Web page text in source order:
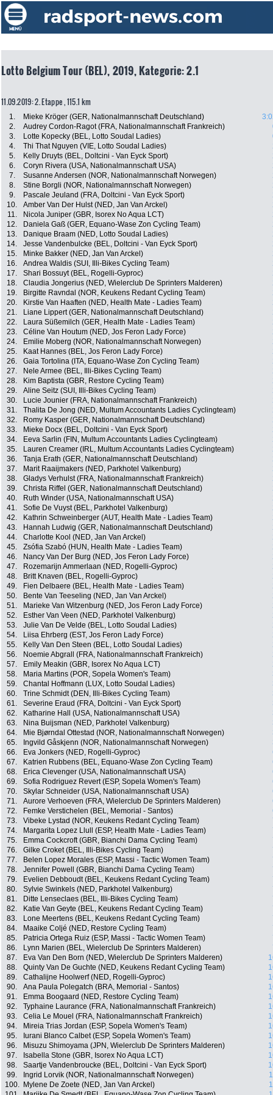
Lotto Belgium Tour (BEL), 2019, Kategorie: 2.1
11.09.2019: 2. Etappe , 115.1 km
1. Mieke Kröger (GER, Nationalmannschaft Deutschland)
2.
Audrey Cordon-Ragot (FRA, Nationalmannschaft Frankreich)
3.
Lotte Kopecky (BEL, Lotto Soudal Ladies)
4.
Thi That Nguyen (VIE, Lotto Soudal Ladies)
5.
Kelly Druyts (BEL, Doltcini - Van Eyck Sport)
6.
Coryn Rivera (USA, Nationalmannschaft USA)
7.
Susanne Andersen (NOR, Nationalmannschaft Norwegen)
8.
Stine Borgli (NOR, Nationalmannschaft Norwegen)
9.
Pascale Jeuland (FRA, Doltcini - Van Eyck Sport)
10.
Amber Van Der Hulst (NED, Jan Van Arckel)
11.
Nicola Juniper (GBR, Isorex No Aqua LCT)
12.
Daniela Gaß (GER, Equano-Wase Zon Cycling Team)
13.
Danique Braam (NED, Lotto Soudal Ladies)
14.
Jesse Vandenbulcke (BEL, Doltcini - Van Eyck Sport)
15.
Minke Bakker (NED, Jan Van Arckel)
16.
Andrea Waldis (SUI, Illi-Bikes Cycling Team)
17.
Shari Bossuyt (BEL, Rogelli-Gyproc)
18.
Claudia Jongerius (NED, Wielerclub De Sprinters Malderen)
19.
Birgitte Ravndal (NOR, Keukens Redant Cycling Team)
20.
Kirstie Van Haaften (NED, Health Mate - Ladies Team)
21.
Liane Lippert (GER, Nationalmannschaft Deutschland)
22.
Laura Süßemilch (GER, Health Mate - Ladies Team)
23.
Céline Van Houtum (NED, Jos Feron Lady Force)
24.
Emilie Moberg (NOR, Nationalmannschaft Norwegen)
25.
Kaat Hannes (BEL, Jos Feron Lady Force)
26.
Gaia Tortolina (ITA, Equano-Wase Zon Cycling Team)
27.
Nele Armee (BEL, Illi-Bikes Cycling Team)
28.
Kim Baptista (GBR, Restore Cycling Team)
29.
Aline Seitz (SUI, Illi-Bikes Cycling Team)
30.
Lucie Jounier (FRA, Nationalmannschaft Frankreich)
31.
Thalita De Jong (NED, Multum Accountants Ladies Cyclingteam)
32.
Romy Kasper (GER, Nationalmannschaft Deutschland)
33.
Mieke Docx (BEL, Doltcini - Van Eyck Sport)
34.
Eeva Sarlin (FIN, Multum Accountants Ladies Cyclingteam)
35.
Lauren Creamer (IRL, Multum Accountants Ladies Cyclingteam)
36.
Tanja Erath (GER, Nationalmannschaft Deutschland)
37.
Marit Raaijmakers (NED, Parkhotel Valkenburg)
38.
Gladys Verhulst (FRA, Nationalmannschaft Frankreich)
39.
Christa Riffel (GER, Nationalmannschaft Deutschland)
40.
Ruth Winder (USA, Nationalmannschaft USA)
41.
Sofie De Vuyst (BEL, Parkhotel Valkenburg)
42.
Kathrin Schweinberger (AUT, Health Mate - Ladies Team)
43.
Hannah Ludwig (GER, Nationalmannschaft Deutschland)
44.
Charlotte Kool (NED, Jan Van Arckel)
45.
Zsófia Szabó (HUN, Health Mate - Ladies Team)
46.
Nancy Van Der Burg (NED, Jos Feron Lady Force)
47.
Rozemarijn Ammerlaan (NED, Rogelli-Gyproc)
48.
Britt Knaven (BEL, Rogelli-Gyproc)
49.
Fien Delbaere (BEL, Health Mate - Ladies Team)
50.
Bente Van Teeseling (NED, Jan Van Arckel)
51.
Marieke Van Witzenburg (NED, Jos Feron Lady Force)
52.
Esther Van Veen (NED, Parkhotel Valkenburg)
53.
Julie Van De Velde (BEL, Lotto Soudal Ladies)
54.
Liisa Ehrberg (EST, Jos Feron Lady Force)
55.
Kelly Van Den Steen (BEL, Lotto Soudal Ladies)
56.
Noemie Abgrall (FRA, Nationalmannschaft Frankreich)
57.
Emily Meakin (GBR, Isorex No Aqua LCT)
58.
Maria Martins (POR, Sopela Women's Team)
59.
Chantal Hoffmann (LUX, Lotto Soudal Ladies)
60.
Trine Schmidt (DEN, Illi-Bikes Cycling Team)
61.
Severine Eraud (FRA, Doltcini - Van Eyck Sport)
62.
Katharine Hall (USA, Nationalmannschaft USA)
63.
Nina Buijsman (NED, Parkhotel Valkenburg)
64.
Mie Bjørndal Ottestad (NOR, Nationalmannschaft Norwegen)
65.
Ingvild Gåskjenn (NOR, Nationalmannschaft Norwegen)
66.
Eva Jonkers (NED, Rogelli-Gyproc)
67.
Katrien Rubbens (BEL, Equano-Wase Zon Cycling Team)
68.
Erica Clevenger (USA, Nationalmannschaft USA)
69.
Sofia Rodriguez Revert (ESP, Sopela Women's Team)
70.
Skylar Schneider (USA, Nationalmannschaft USA)
71.
Aurore Verhoeven (FRA, Wielerclub De Sprinters Malderen)
72.
Femke Verstichelen (BEL, Memorial - Santos)
73.
Vibeke Lystad (NOR, Keukens Redant Cycling Team)
74.
Margarita Lopez Llull (ESP, Health Mate - Ladies Team)
75.
Emma Cockcroft (GBR, Bianchi Dama Cycling Team)
76.
Gilke Croket (BEL, Illi-Bikes Cycling Team)
77.
Belen Lopez Morales (ESP, Massi - Tactic Women Team)
78.
Jennifer Powell (GBR, Bianchi Dama Cycling Team)
79.
Evelien Debboudt (BEL, Keukens Redant Cycling Team)
80.
Sylvie Swinkels (NED, Parkhotel Valkenburg)
81.
Ditte Lenseclaes (BEL, Illi-Bikes Cycling Team)
82.
Katie Van Geyte (BEL, Keukens Redant Cycling Team)
83.
Lone Meertens (BEL, Keukens Redant Cycling Team)
84.
Maaike Coljé (NED, Restore Cycling Team)
85.
Patricia Ortega Ruiz (ESP, Massi - Tactic Women Team)
86.
Lynn Marien (BEL, Wielerclub De Sprinters Malderen)
87.
Eva Van Den Born (NED, Wielerclub De Sprinters Malderen)
88.
Quinty Van De Guchte (NED, Keukens Redant Cycling Team)
89.
Cathalijne Hoolwerf (NED, Rogelli-Gyproc)
90.
Ana Paula Polegatch (BRA, Memorial - Santos)
91.
Emma Boogaard (NED, Restore Cycling Team)
92.
Typhaine Laurance (FRA, Nationalmannschaft Frankreich)
93.
Celia Le Mouel (FRA, Nationalmannschaft Frankreich)
94.
Mireia Trias Jordan (ESP, Sopela Women's Team)
95.
Iurani Blanco Calbet (ESP, Sopela Women's Team)
96.
Misuzu Shimoyama (JPN, Wielerclub De Sprinters Malderen)
97.
Isabella Stone (GBR, Isorex No Aqua LCT)
98.
Saartje Vandenbroucke (BEL, Doltcini - Van Eyck Sport)
99.
Ingrid Lorvik (NOR, Nationalmannschaft Norwegen)
100.
Mylene De Zoete (NED, Jan Van Arckel)